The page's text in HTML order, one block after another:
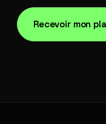
Recevoir mon